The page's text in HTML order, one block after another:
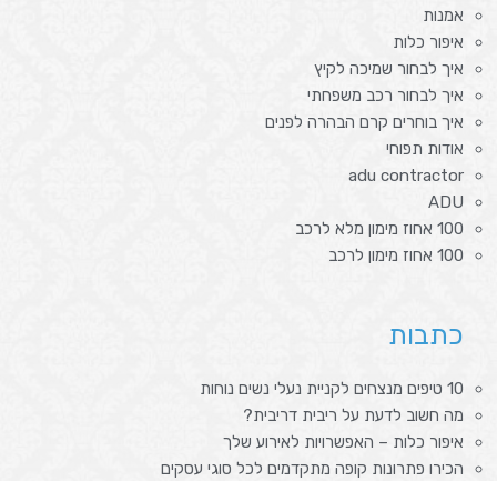
אמנות
איפור כלות
איך לבחור שמיכה לקיץ
איך לבחור רכב משפחתי
איך בוחרים קרם הבהרה לפנים
אודות תפוחי
adu contractor
ADU
100 אחוז מימון מלא לרכב
100 אחוז מימון לרכב
כתבות
10 טיפים מנצחים לקניית נעלי נשים נוחות
מה חשוב לדעת על ריבית דריבית?
איפור כלות – האפשרויות לאירוע שלך
הכירו פתרונות קופה מתקדמים לכל סוגי עסקים